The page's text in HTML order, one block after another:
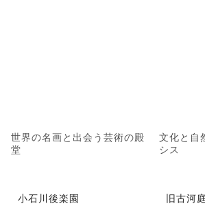
世界の名画と出会う芸術の殿
堂
文化と自
シス
小石川後楽園 旧古河